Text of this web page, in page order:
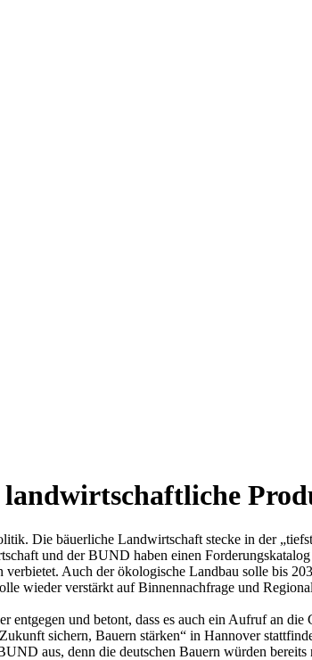
Die bäuerliche Landwirtschaft stecke in der
und der BUND haben einen
Auch der ökologische Landbau solle bis
wieder verstärkt auf Binnennachfrage und
und betont, dass es auch ein Aufruf an
sichern, Bauern stärken“ in Hannover
aus, denn die deutschen Bauern würden